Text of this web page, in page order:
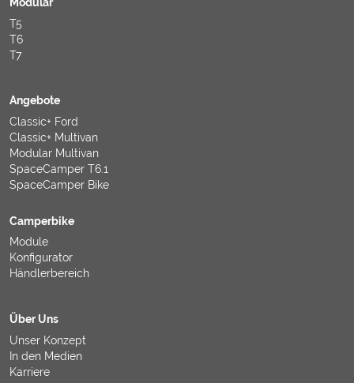
T5
T6
T7
Angebote
Classic+ Ford
Classic+ Multivan
Modular Multivan
SpaceCamper T6.1
SpaceCamper Bike
Camperbike
Module
Konfigurator
Händlerbereich
Über Uns
Unser Konzept
In den Medien
Karriere